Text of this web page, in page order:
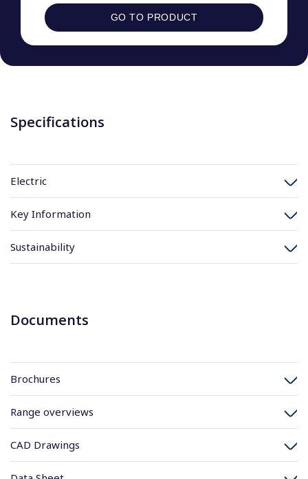
GO TO PRODUCT
Specifications
Electric
Key Information
Sustainability
Documents
Brochures
Range overviews
CAD Drawings